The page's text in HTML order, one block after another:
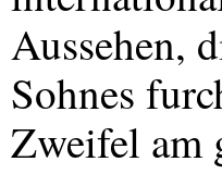
Aussehen,
Sohnes
Zweifel am